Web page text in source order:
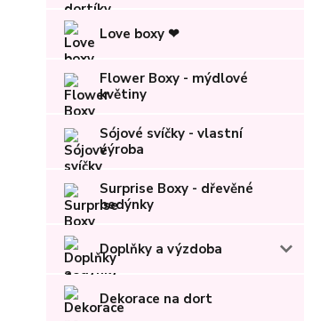
Love boxy ❤
Flower Boxy - mýdlové
květiny
Sójové svíčky - vlastní
výroba
Surprise Boxy - dřevěné
bedýnky
Doplňky a výzdoba
Dekorace na dort